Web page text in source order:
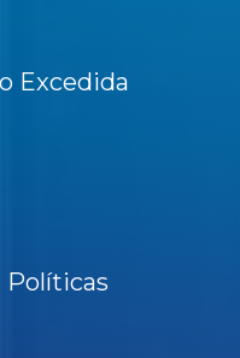
Excedida
Políticas